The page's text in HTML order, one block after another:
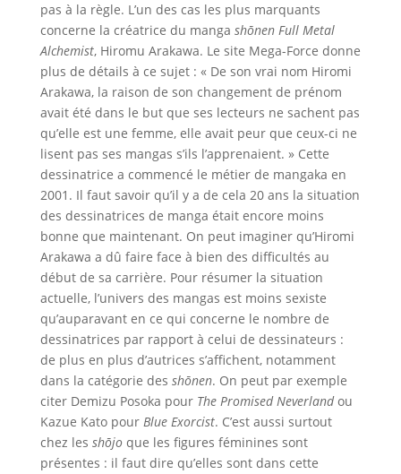
pas à la règle. L’un des cas les plus marquants
concerne la créatrice du manga shōnenFull Metal
Alchemist, Hiromu Arakawa. Le site Mega-Force donne
plus de détails à ce sujet : « De son vrai nom Hiromi
Arakawa, la raison de son changement de prénom
avait été dans le but que ses lecteurs ne sachent pas
qu’elle est une femme, elle avait peur que ceux-ci ne
lisent pas ses mangas s’ils l’apprenaient. » Cette
dessinatrice a commencé le métier de mangaka en
2001. Il faut savoir qu’il y a de cela 20 ans la situation
des dessinatrices de manga était encore moins
bonne que maintenant. On peut imaginer qu’Hiromi
Arakawa a dû faire face à bien des difficultés au
début de sa carrière. Pour résumer la situation
actuelle, l’univers des mangas est moins sexiste
qu’auparavant en ce qui concerne le nombre de
dessinatrices par rapport à celui de dessinateurs :
de plus en plus d’autrices s’affichent, notamment
dans la catégorie des shōnen. On peut par exemple
citer Demizu Posoka pour The Promised Neverlandou
Kazue Kato pour Blue Exorcist. C’est aussi surtout
chez les shōjoque les figures féminines sont
présentes : il faut dire qu’elles sont dans cette